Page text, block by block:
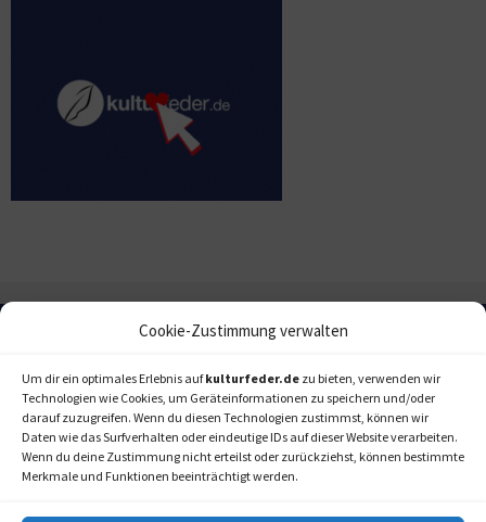
Cookie-Zustimmung verwalten
Um dir ein optimales Erlebnis aufkulturfeder.de zu bieten, verwenden wir
Technologien wie Cookies, um Geräteinformationen zu speichern und/oder
darauf zuzugreifen. Wenn du diesen Technologien zustimmst, können wir
Daten wie das Surfverhalten oder eindeutige IDs auf dieser Website verarbeiten.
Wenn du deine Zustimmung nicht erteilst oder zurückziehst, können bestimmte
Merkmale und Funktionen beeinträchtigt werden.